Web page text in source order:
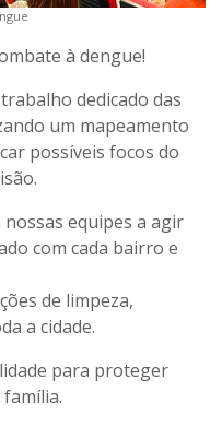
à dengue!
dedicado das
um mapeamento
possíveis focos do
equipes a agir
com cada bairro e
de limpeza,
a cidade.
para proteger